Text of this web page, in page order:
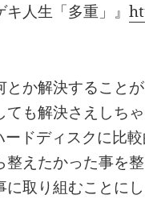
キ人生「多重」』
とか解決すること
ても解決さえしち
ドディスクに比
整えたかった事を
に取り組むことに